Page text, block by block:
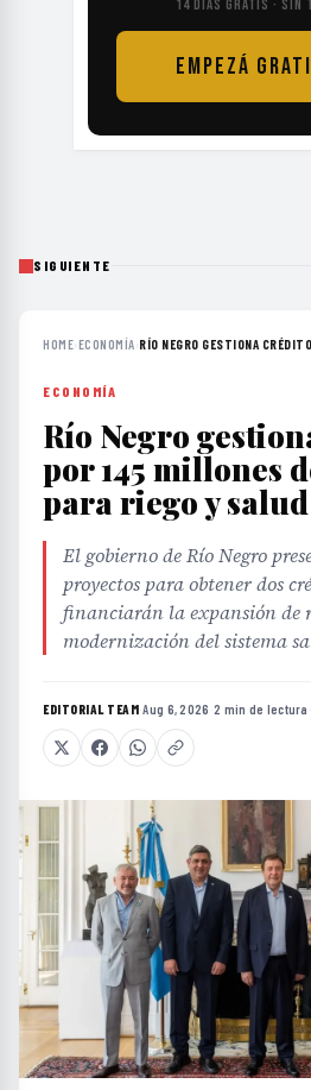
14 DÍAS GRATIS · SIN
EMPEZÁ
SIGUIENTE
HOME›ECONOMÍA›RÍO NEGRO GESTIONA
ECONOMÍA
Río Negro
por 145 millones
para riego y
El gobierno de Río Negro
proyectos para obtener dos
financiarán la expansión de
modernización del sistema
EDITORIAL TEAM·Aug 6, 2026 ·2 min de lectura